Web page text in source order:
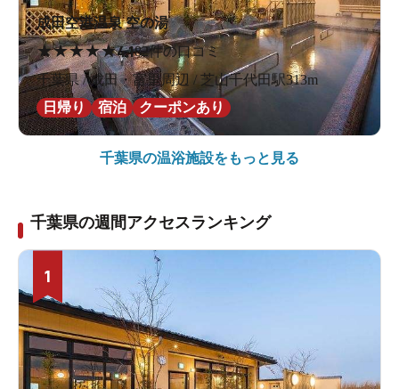
成田空港温泉 空の湯
★★★★★4.182件の口コミ
千葉県 / 成田・富里周辺 / 芝山千代田駅313m
日帰り
宿泊 クーポンあり
千葉県の温浴施設をもっと見る
千葉県の週間アクセスランキング
1